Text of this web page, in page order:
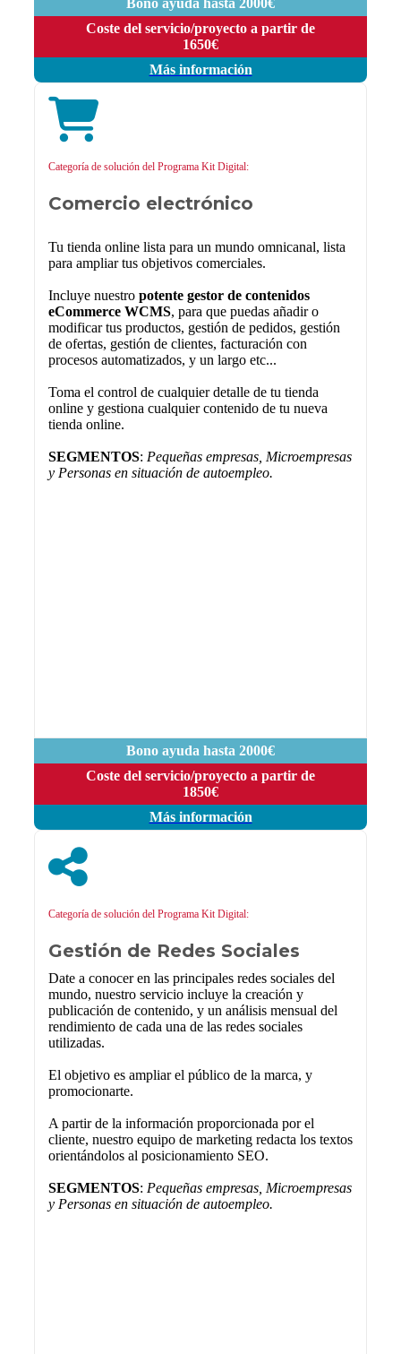
Bono ayuda hasta 2000€
Coste del servicio/proyecto a partir de
1650€
Más información
Categoría de solución del Programa Kit Digital:
Comercio electrónico
Tu tienda online lista para un mundo omnicanal, lista
para ampliar tus objetivos comerciales.
Incluye nuestro potente gestor de contenidos
eCommerce WCMS, para que puedas añadir o
modificar tus productos, gestión de pedidos, gestión
de ofertas, gestión de clientes, facturación con
procesos automatizados, y un largo etc...
Toma el control de cualquier detalle de tu tienda
online y gestiona cualquier contenido de tu nueva
tienda online.
SEGMENTOS: Pequeñas empresas, Microempresas
y Personas en situación de autoempleo.
Bono ayuda hasta 2000€
Coste del servicio/proyecto a partir de
1850€
Más información
Categoría de solución del Programa Kit Digital:
Gestión de Redes Sociales
Date a conocer en las principales redes sociales del
mundo, nuestro servicio incluye la creación y
publicación de contenido, y un análisis mensual del
rendimiento de cada una de las redes sociales
utilizadas.
El objetivo es ampliar el público de la marca, y
promocionarte.
A partir de la información proporcionada por el
cliente, nuestro equipo de marketing redacta los textos
orientándolos al posicionamiento SEO.
SEGMENTOS: Pequeñas empresas, Microempresas
y Personas en situación de autoempleo.